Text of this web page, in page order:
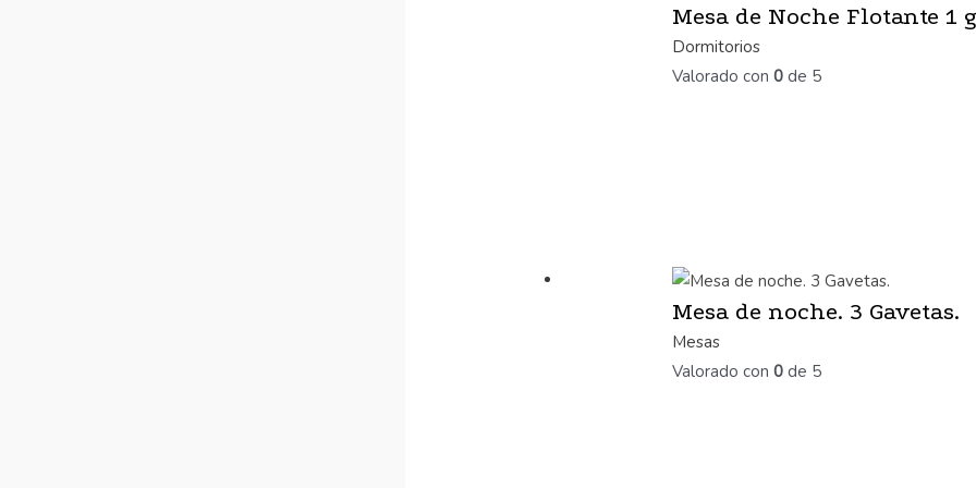
Mesa de Noche Flotante 1
Dormitorios
Valorado con0 de 5
Mesa de noche. 3 Gavetas.
Mesas
Valorado con0 de 5